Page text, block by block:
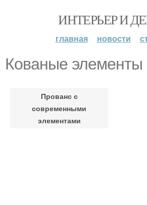
ИНТЕРЬЕР И
главная новости
Кованые элементы
Прованс с
современными
элементами